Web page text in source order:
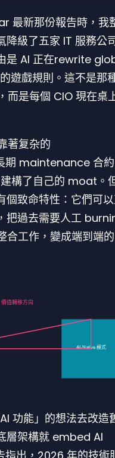
最新那份報告時，我
降級了五家 IT 服務公
是 AI 正在rewrite
戲規則。這不是那
是每個 CIO 現在桌
著复杂的
maintenance 合
構了自己的 moat。
個致命特性：它們可
把過去需要人工
工作，變成端到端
AI-Native 模式
價值轉移方向
功能」的想法去改造
層架構就 embed AI